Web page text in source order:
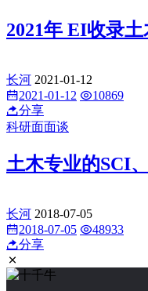
2021年 EI收录
长河 2021-01-12
2021-01-12
10869
分享
科研面面谈
土木专业的SCI
长河 2018-07-05
2018-07-05
48933
分享